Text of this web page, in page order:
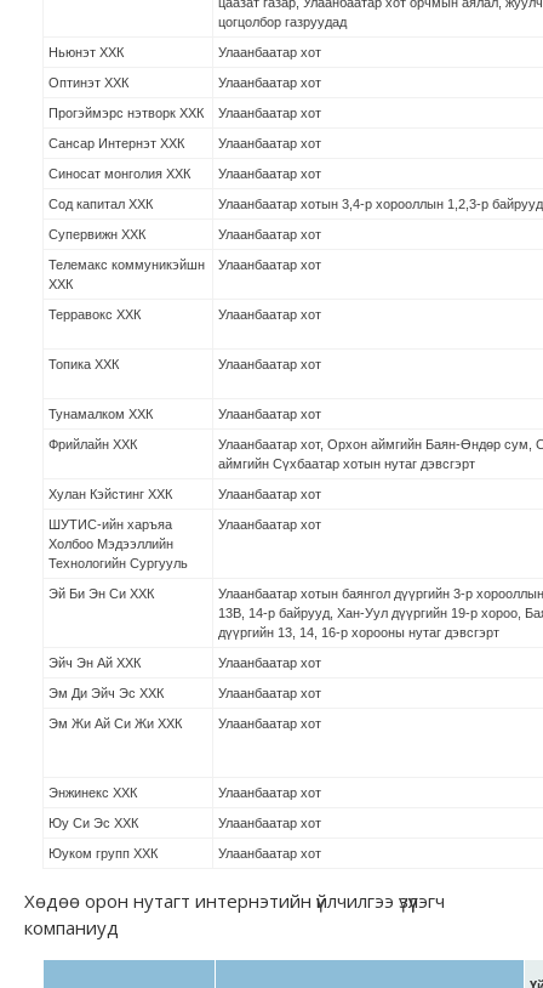
цогцолбор газруудад
Ньюнэт ХХК Улаанбаатар хот
Оптинэт ХХК Улаанбаатар хот
Прогэймэрс нэтворк ХХК Улаанбаатар хот
Сансар Интернэт ХХК Улаанбаатар хот
Синосат монголия ХХК Улаанбаатар хот
Сод капитал ХХК Улаанбаатар хотын 3,4-р хорооллын 1,2,3-р
Супервижн ХХК Улаанбаатар хот
Телемакс коммуникэйшн
ХХК
Улаанбаатар хот
Терравокс ХХК Улаанбаатар хот
Топика ХХК Улаанбаатар хот
Тунамалком ХХК Улаанбаатар хот
Фрийлайн ХХК
Улаанбаатар хот, Орхон аймгийн Баян-Өндөр сум,
аймгийн Сүхбаатар хотын нутаг дэвсгэрт
Хулан Кэйстинг ХХК Улаанбаатар хот
ШУТИС-ийн харъяа
Холбоо Мэдээллийн
Технологийн Сургууль
Улаанбаатар хот
Эй Би Эн Си ХХК
Улаанбаатар хотын баянгол дүүргийн 3-р
13В, 14-р байрууд, Хан-Уул дүүргийн 19-р хороо,
дүүргийн 13, 14, 16-р хорооны нутаг дэвсгэрт
Эйч Эн Ай ХХК Улаанбаатар хот
Эм Ди Эйч Эс ХХК Улаанбаатар хот
Эм Жи Ай Си Жи ХХК Улаанбаатар хот
Энжинекс ХХК Улаанбаатар хот
Юу Си Эс ХХК Улаанбаатар хот
Юуком групп ХХК Улаанбаатар хот
Хөдөө орон нутагт интернэтийн үйлчилгээ үзүүлэгч
компаниуд